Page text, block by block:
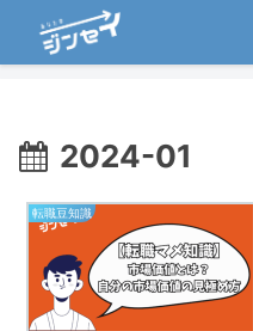
2024-01
転職豆知識